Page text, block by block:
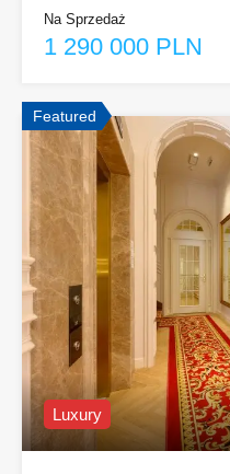
Na Sprzedaż
1 290 000 PLN
Featured
Luxury